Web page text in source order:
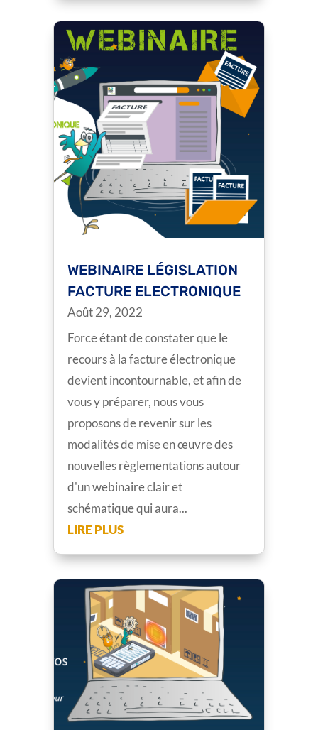
WEBINAIRE LÉGISLATION
FACTURE ELECTRONIQUE
Août 29, 2022
Force étant de constater que le
recours à la facture électronique
devient incontournable, et afin de
vous y préparer, nous vous
proposons de revenir sur les
modalités de mise en œuvre des
nouvelles règlementations autour
d'un webinaire clair et
schématique qui aura...
LIRE PLUS